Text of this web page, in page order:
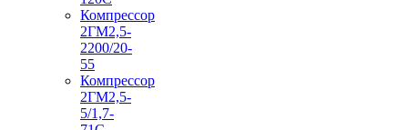
Компрессор
2ГМ2,5-
2200/20-
55
Компрессор
2ГМ2,5-
5/1,7-